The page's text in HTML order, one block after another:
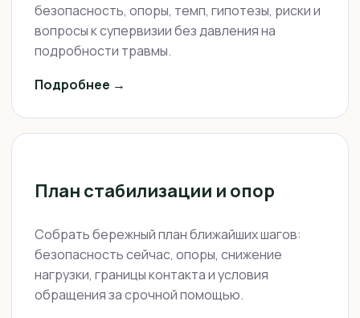
безопасность, опоры, темп, гипотезы, риски и
вопросы к супервизии без давления на
подробности травмы.
Подробнее →
План стабилизации и опор
Собрать бережный план ближайших шагов:
безопасность сейчас, опоры, снижение
нагрузки, границы контакта и условия
обращения за срочной помощью.